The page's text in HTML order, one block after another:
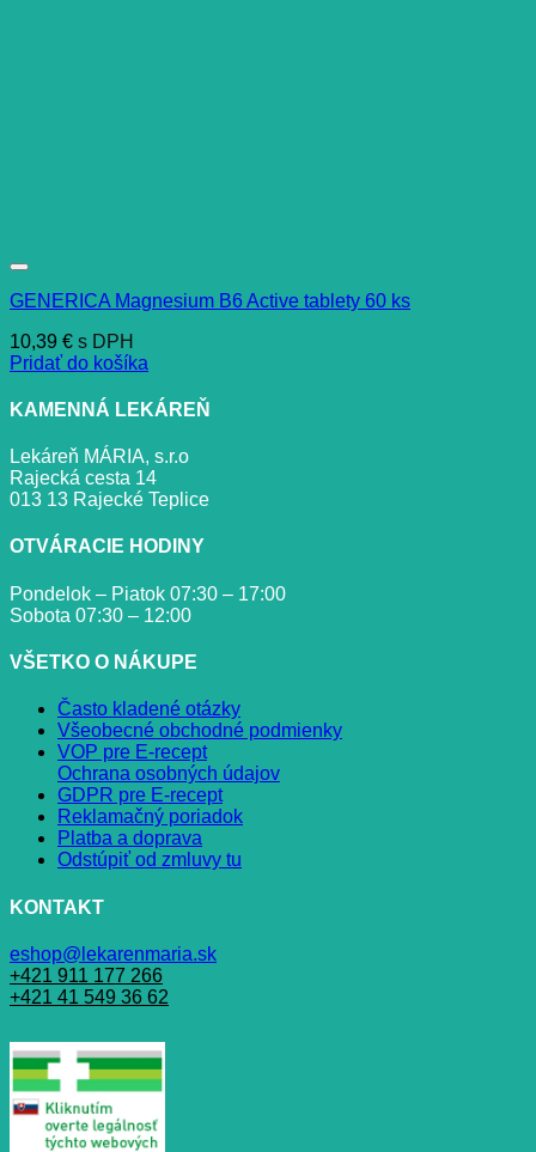
GENERICA Magnesium B6 Active tablety 60 ks
10,39 € s DPH
Pridať do košíka
KAMENNÁ LEKÁREŇ
Lekáreň MÁRIA, s.r.o
Rajecká cesta 14
013 13 Rajecké Teplice
OTVÁRACIE HODINY
Pondelok – Piatok 07:30 – 17:00
Sobota 07:30 – 12:00
VŠETKO O NÁKUPE
Často kladené otázky
Všeobecné obchodné podmienky
VOP pre E-recept
Ochrana osobných údajov
GDPR pre E-recept
Reklamačný poriadok
Platba a doprava
Odstúpiť od zmluvy tu
KONTAKT
eshop@lekarenmaria.sk
+421 911 177 266
+421 41 549 36 62